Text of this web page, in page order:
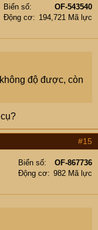
Biển số
OF-543540
Động cơ
194,721 Mã lực
độ được, còn
#15
Biển số
OF-867736
Động cơ
982 Mã lực